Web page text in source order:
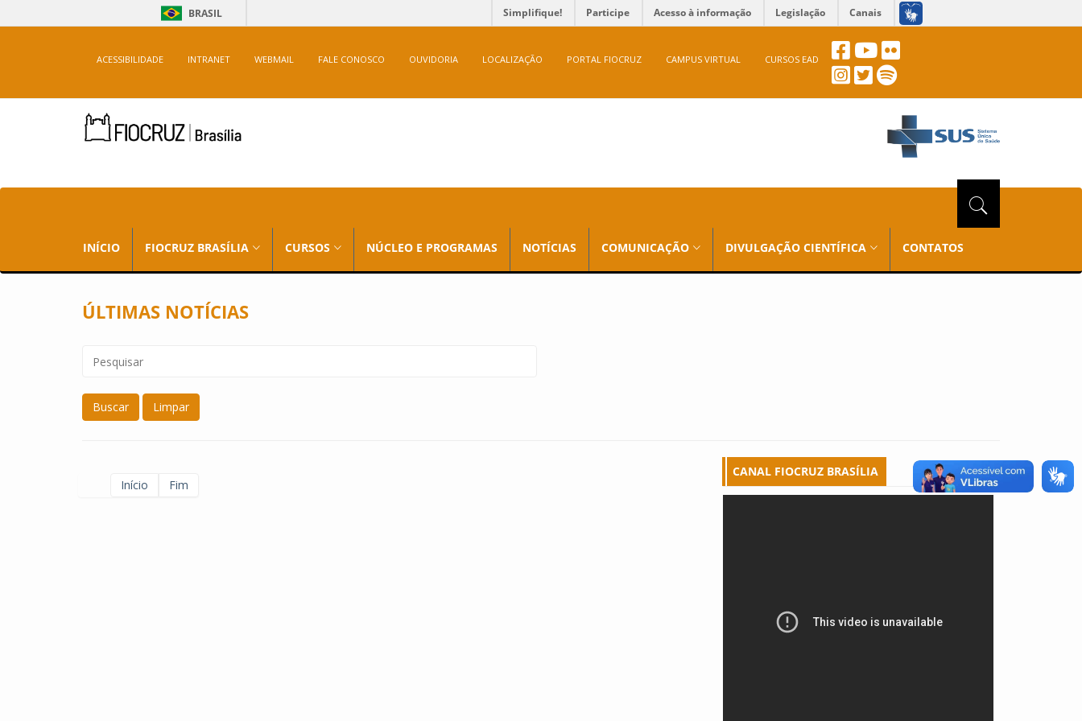
BRASIL Simplifique! Participe Acesso à informação Legislação Canais
ACESSIBILIDADE INTRANET WEBMAIL FALE CONOSCO OUVIDORIA LOCALIZAÇÃO PORTAL FIOCRUZ CAMPUS VIRTUAL CURSOS EAD
INÍCIO FIOCRUZ BRASÍLIA CURSOS NÚCLEO E PROGRAMAS NOTÍCIAS COMUNICAÇÃO DIVULGAÇÃO CIENTÍFICA CONTATOS
ÚLTIMAS NOTÍCIAS
Buscar Limpar
Início Fim
CANAL FIOCRUZ BRASÍLIA